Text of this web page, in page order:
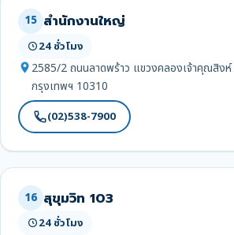
15 สำนักงานใหญ่
24 ชั่วโมง
2585/2 ถนนลาดพร้าว แขวงคลองเจ้าคุณสิงห์
กรุงเทพฯ 10310
(02)538-7900
16 สุขุมวิท 103
24 ชั่วโมง